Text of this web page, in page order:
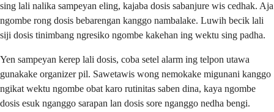
sing lali nalika sampeyan eling, kajaba dosis sabanjure wis cedhak. Aja
ngombe rong dosis bebarengan kanggo nambalake. Luwih becik lali
siji dosis tinimbang ngresiko ngombe kakehan ing wektu sing padha.
Yen sampeyan kerep lali dosis, coba setel alarm ing telpon utawa
gunakake organizer pil. Sawetawis wong nemokake migunani kanggo
ngikat wektu ngombe obat karo rutinitas saben dina, kaya ngombe
dosis esuk nganggo sarapan lan dosis sore nganggo nedha bengi.